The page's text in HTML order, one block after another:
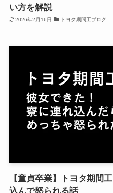
い方を解説
2026年2月16日 トヨタ期間工ブログ
【童貞卒業】トヨタ期間
込んで怒られる話